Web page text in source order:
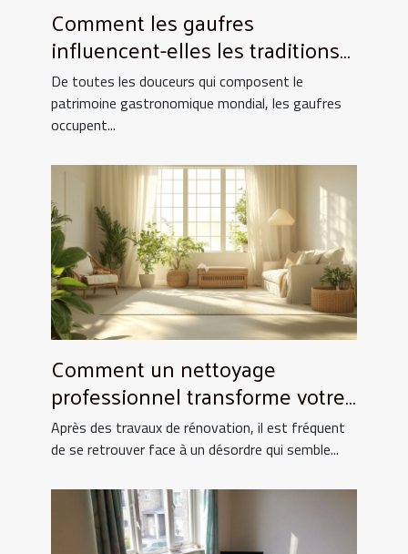
Comment les gaufres
influencent-elles les traditions
culinaires ?
De toutes les douceurs qui composent le
patrimoine gastronomique mondial, les gaufres
occupent...
Comment un nettoyage
professionnel transforme votre
espace après rénovation ?
Après des travaux de rénovation, il est fréquent
de se retrouver face à un désordre qui semble...